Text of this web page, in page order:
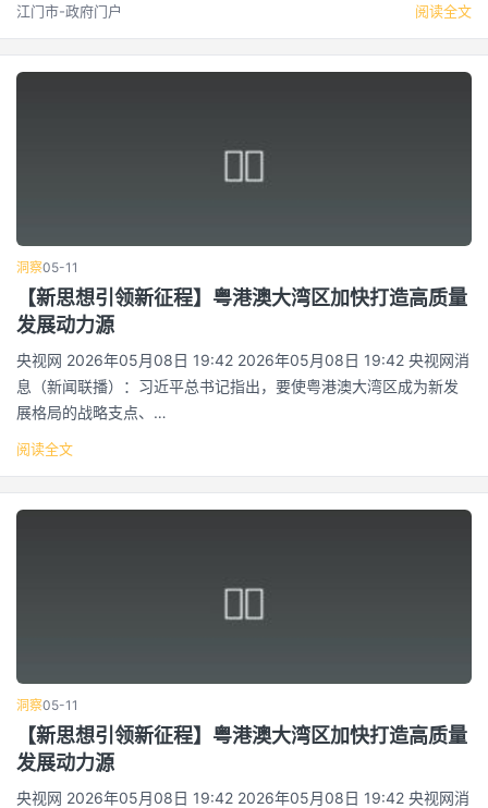
江门市-政府门户 阅读全文
洞察05-11
【新思想引领新征程】粤港澳大湾区加快打造高质量
发展动力源
央视网 2026年05月08日 19:42 2026年05月08日 19:42 央视网消
息（新闻联播）：习近平总书记指出，要使粤港澳大湾区成为新发
展格局的战略支点、…
阅读全文
洞察05-11
【新思想引领新征程】粤港澳大湾区加快打造高质量
发展动力源
央视网 2026年05月08日 19:42 2026年05月08日 19:42 央视网消